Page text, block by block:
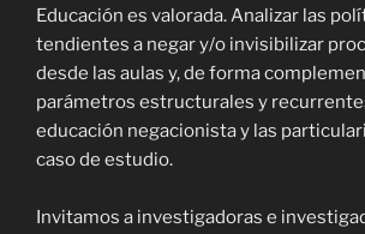
Educación es valorada. Analizar las
tendientes a negar y/o invisibilizar
desde las aulas y, de forma
parámetros estructurales y
educación negacionista y las
caso de estudio.
Invitamos a investigadoras e